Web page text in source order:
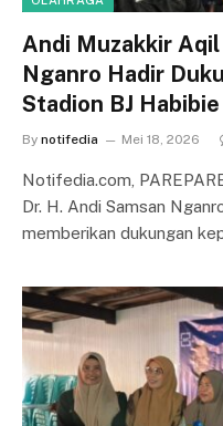
Andi Muzakkir
Nganro Hadir
Stadion BJ Habibie
By notifedia Mei 18, 2026
Notifedia.com,
Dr. H. Andi Samsan
memberikan dukungan